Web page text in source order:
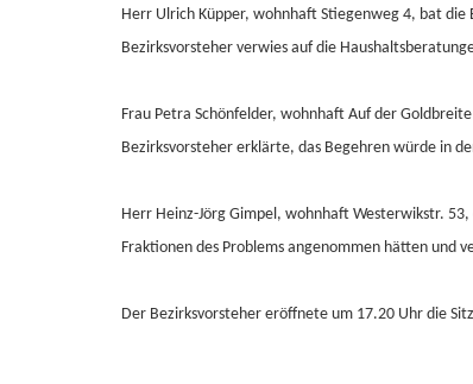
Herr Ulrich Küpper, wohnhaft Stiegenweg 4, bat
Bezirksvorsteher verwies auf die
Frau Petra Schönfelder, wohnhaft Auf der
Bezirksvorsteher erklärte, das Begehren würde in
Herr Heinz-Jörg Gimpel, wohnhaft Westerwikstr.
Fraktionen des Problems angenommen hätten und
Der Bezirksvorsteher eröffnete um 17.20 Uhr die